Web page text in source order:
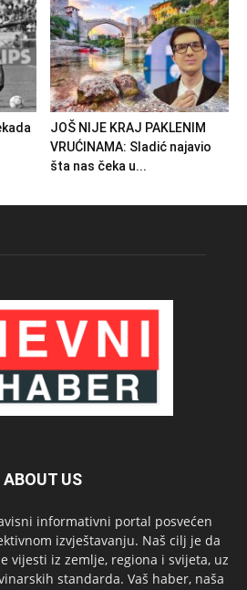
JOŠ NIJE KRAJ PAKLENIM
VRUĆINAMA: Sladić najavio
šta nas čeka u...
ABOUT US
informativni portal posvećen
izvještavanju. Naš cilj je da
vijesti iz zemlje, regiona i svijeta, uz
standarda. Vaš haber, naša